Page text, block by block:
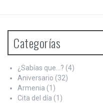
Categorías
¿Sabías que…? (4)
Aniversario (32)
Armenia (1)
Cita del día (1)